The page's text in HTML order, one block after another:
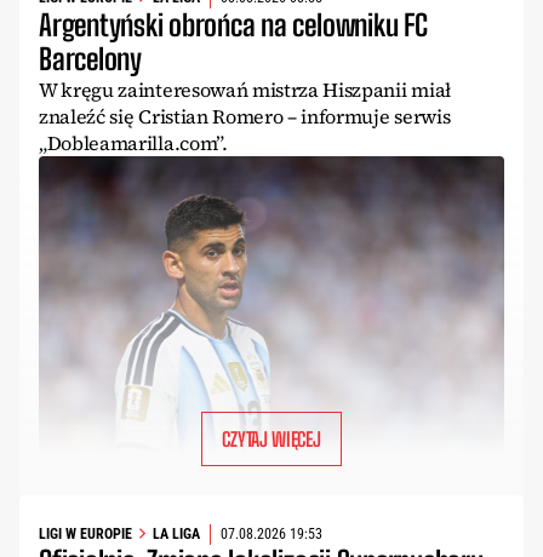
Argentyński obrońca na celowniku FC
Barcelony
W kręgu zainteresowań mistrza Hiszpanii miał
znaleźć się Cristian Romero – informuje serwis
„Dobleamarilla.com”.
CZYTAJ WIĘCEJ
LIGI W EUROPIE LA LIGA 07.08.2026 19:53